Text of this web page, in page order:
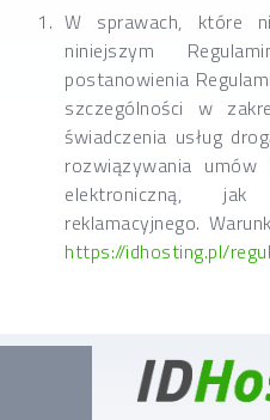
W sprawach, które
niniejszym
postanowienia
szczególności w
świadczenia usług
rozwiązywania
elektroniczną,
reklamacyjnego.
https://idhosting.pl/